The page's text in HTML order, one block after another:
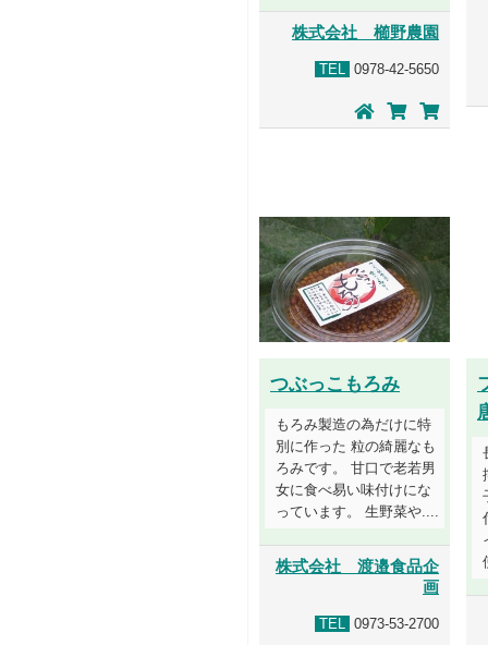
株式会社 櫛野農園
TEL 0978-42-5650
つぶっこもろみ
もろみ製造の為だけに特
別に作った 粒の綺麗なも
ろみです。 甘口で老若男
女に食べ易い味付けにな
っています。 生野菜や....
株式会社 渡邉食品企
画
TEL 0973-53-2700